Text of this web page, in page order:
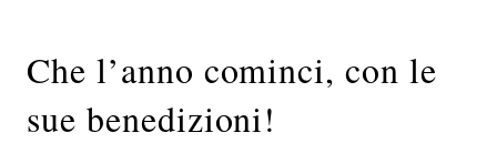
Che l’anno cominci, con le
sue benedizioni!